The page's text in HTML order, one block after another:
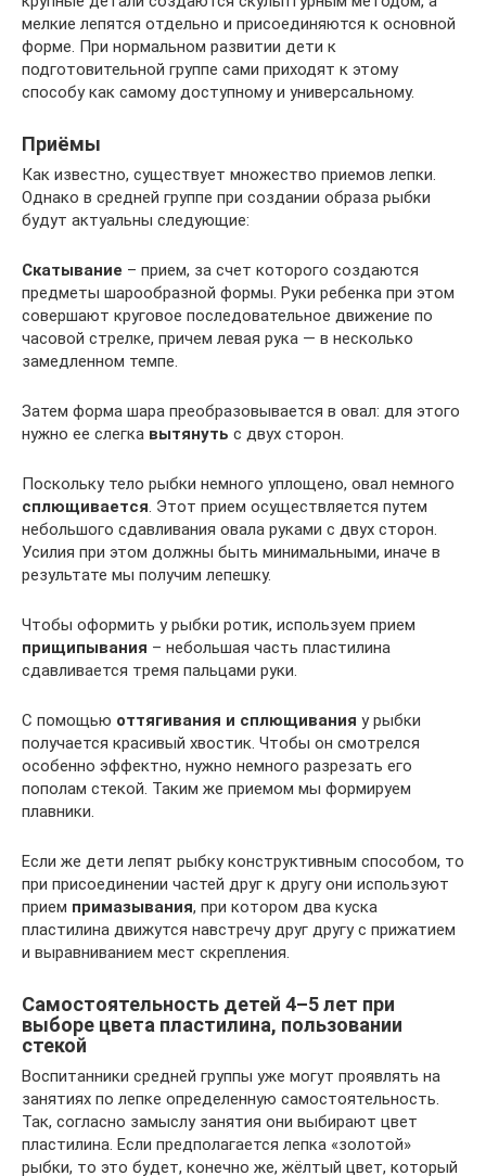
мелкие лепятся отдельно и присоединяются к основной
форме. При нормальном развитии дети к
подготовительной группе сами приходят к этому
способу как самому доступному и универсальному.
Приёмы
Как известно, существует множество приемов лепки.
Однако в средней группе при создании образа рыбки
будут актуальны следующие:
Скатывание – прием, за счет которого создаются
предметы шарообразной формы. Руки ребенка при этом
совершают круговое последовательное движение по
часовой стрелке, причем левая рука — в несколько
замедленном темпе.
Затем форма шара преобразовывается в овал: для этого
нужно ее слегка вытянуть с двух сторон.
Поскольку тело рыбки немного уплощено, овал немного
сплющивается. Этот прием осуществляется путем
небольшого сдавливания овала руками с двух сторон.
Усилия при этом должны быть минимальными, иначе в
результате мы получим лепешку.
Чтобы оформить у рыбки ротик, используем прием
прищипывания – небольшая часть пластилина
сдавливается тремя пальцами руки.
С помощью оттягивания и сплющивания у рыбки
получается красивый хвостик. Чтобы он смотрелся
особенно эффектно, нужно немного разрезать его
пополам стекой. Таким же приемом мы формируем
плавники.
Если же дети лепят рыбку конструктивным способом, то
при присоединении частей друг к другу они используют
прием примазывания, при котором два куска
пластилина движутся навстречу друг другу с прижатием
и выравниванием мест скрепления.
Самостоятельность детей 4–5 лет при
выборе цвета пластилина, пользовании
стекой
Воспитанники средней группы уже могут проявлять на
занятиях по лепке определенную самостоятельность.
Так, согласно замыслу занятия они выбирают цвет
пластилина. Если предполагается лепка «золотой»
рыбки, то это будет, конечно же, жёлтый цвет, который